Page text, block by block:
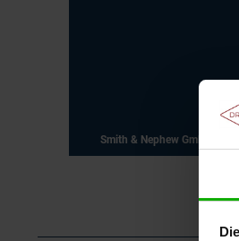
Smith & Nephew GmbH